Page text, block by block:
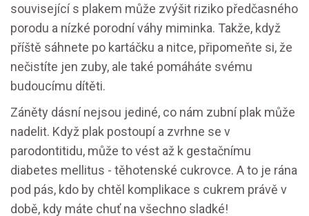
související s plakem může zvýšit riziko předčasného
porodu a nízké porodní váhy miminka. Takže, když
příště sáhnete po kartáčku a nitce, připomeňte si, že
nečistíte jen zuby, ale také pomáháte svému
budoucímu dítěti.
Záněty dásní nejsou jediné, co nám zubní plak může
nadelit. Když plak postoupí a zvrhne se v
parodontitidu, může to vést až k gestačnímu
diabetes mellitus - těhotenské cukrovce. A to je rána
pod pás, kdo by chtěl komplikace s cukrem právě v
době, kdy máte chuť na všechno sladké!